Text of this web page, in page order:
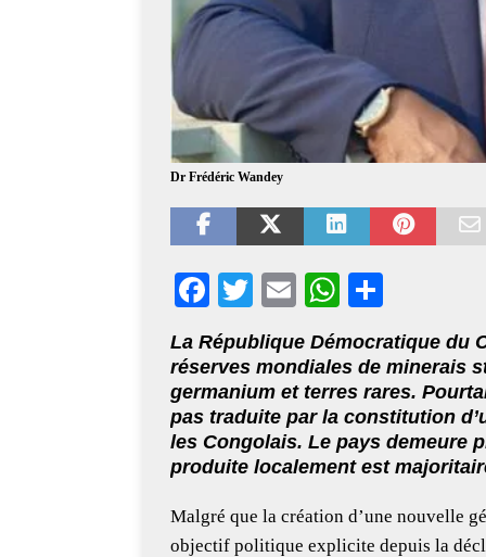
Dr Frédéric Wandey
F
ac
eb
oo
k
T
wi
tt
er
E
ai
l
W
at
s
A
p
ar
e
La République Démocratique du
réserves mondiales de minerais
germanium et terres rares.
pas traduite par la constitution
les Congolais. Le pays demeure
produite localement est
Malgré que la création d’une nouvelle
objectif politique explicite depuis la